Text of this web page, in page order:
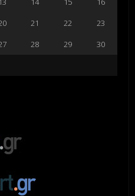
21 22
23
28 29
30